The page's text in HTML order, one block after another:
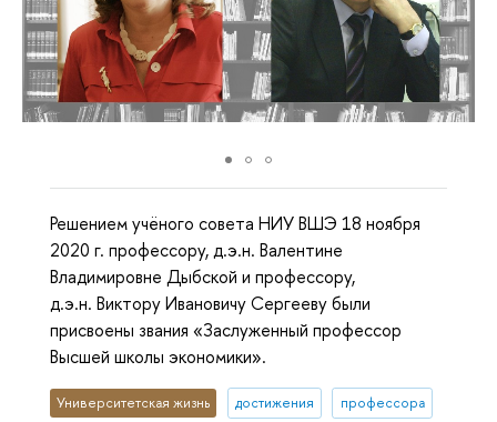
Решением учёного совета НИУ ВШЭ 18 ноября
2020 г. профессору, д.э.н. Валентине
Владимировне Дыбской и профессору,
д.э.н. Виктору Ивановичу Сергееву были
присвоены звания «Заслуженный профессор
Высшей школы экономики».
Университетская жизнь достижения профессора